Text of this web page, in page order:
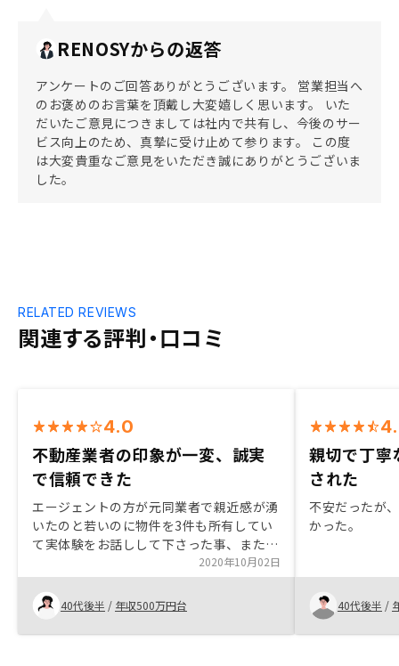
RENOSYからの返答
アンケートのご回答ありがとうございます。 営業担当へ
のお褒めのお言葉を頂戴し大変嬉しく思います。 いた
だいたご意見につきましては社内で共有し、今後のサー
ビス向上のため、真摯に受け止めて参ります。 この度
は大変貴重なご意見をいただき誠にありがとうございま
した。
関連する評判・口コミ
RELATED REVIEWS
4.0
不動産業者の印象が一変、誠実
で信頼できた
エージェントの方が元同業者で親近感が湧
いたのと若いのに物件を3件も所有してい
て実体験をお話しして下さった事、またオ
ンラインで何度も話したのですが仕事の知
識は勿論、どんな質問にも的確に答えて下
さり、最終的には2回も沖縄まで飛んでき
て丁寧に同じ質問でも嫌がらずに真摯に答
えて下さる誠実さで信用する事ができ、不
2020年10月02日
40代後半 / 年収500万円台
親切で丁寧
された
不安だったが
かった。
40代後半 /